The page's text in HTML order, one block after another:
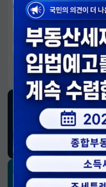
알림판
국민이 만든 대전환의 길
블
소통하